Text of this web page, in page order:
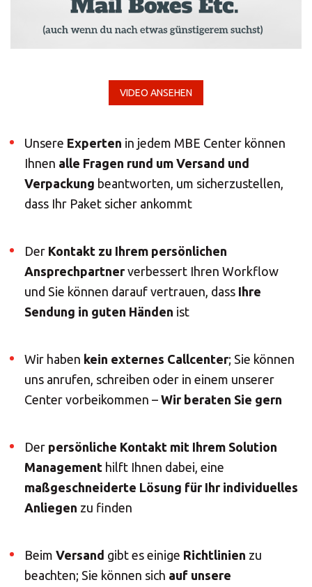
LÖSUNGEN
Drucklösungen
Marketinglösungen
Postservices
ALLE
LÖSUNGEN
VIDEO ANSEHEN
Unsere Experten in jedem MBE Center können
Ihnen alle Fragen rund um Versand und
Verpackung beantworten, um sicherzustellen,
dass Ihr Paket sicher ankommt
Der Kontakt zu Ihrem persönlichen
Ansprechpartnerverbessert Ihren Workflow
und Sie können darauf vertrauen, dass Ihre
Sendung in guten Händen ist
Wir haben kein externes Callcenter; Sie können
uns anrufen, schreiben oder in einem unserer
Center vorbeikommen – Wir beraten Sie gern
Der persönliche Kontakt mit Ihrem Solution
Management hilft Ihnen dabei, eine
maßgeschneiderte Lösung für Ihr individuelles
Anliegen zu finden
Beim Versand gibt es einige Richtlinien zu
beachten; Sie können sich auf unsere